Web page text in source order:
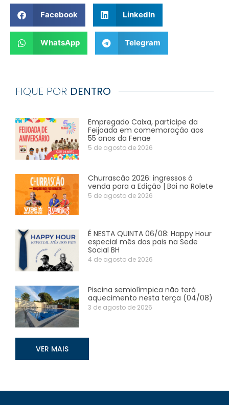
Facebook LinkedIn
WhatsApp Telegram
FIQUE POR DENTRO
Empregado Caixa, participe da
Feijoada em comemoração aos
55 anos da Fenae
5 de agosto de 2026
Churrascão 2026: ingressos à
venda para a Edição | Boi no Rolete
5 de agosto de 2026
É NESTA QUINTA 06/08: Happy Hour
especial mês dos pais na Sede
Social BH
4 de agosto de 2026
Piscina semiolímpica não terá
aquecimento nesta terça (04/08)
3 de agosto de 2026
VER MAIS